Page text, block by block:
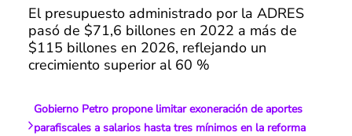
El presupuesto administrado por la ADRES
pasó de $71,6 billones en 2022 a más de
$115 billones en 2026, reflejando un
crecimiento superior al 60 %
Gobierno Petro propone limitar exoneración de aportes
parafiscales a salarios hasta tres mínimos en la reforma